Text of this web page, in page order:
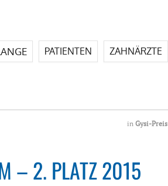
PATIENTEN ZAHNÄRZTE
in Gysi-Preis
– 2. PLATZ 2015